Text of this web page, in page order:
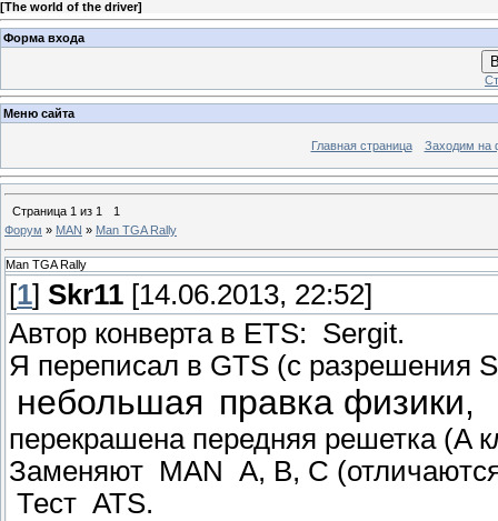
[The world of the driver]
Форма входа
Меню сайта
Главная страница Заходим на
Страница 1 из 1
1
Форум » MAN » Man TGA Rally
Man TGA Rally
[1] Skr11 [14.06.2013, 22:52]
Автор конверта в ETS: Sergit.
Я переписал в GTS (с разрешения
небольшая правка физики,
перекрашена передняя решетка
Заменяют MAN A, B, C
Тест ATS.